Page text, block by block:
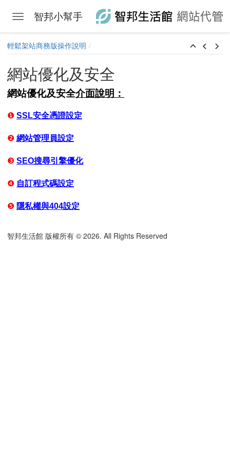
Toggle navigation
智邦小幫手
輕鬆架站商務版操作說明
網站優化及安全
網站優化及安全介面說明：
❶ SSL安全憑證設定
❷ 網站管理員設定
❸ SEO搜尋引擎優化
❹ 自訂程式碼設定
❺ 隱私權與404設定
智邦生活館 版權所有 © 2026. All Rights Reserved